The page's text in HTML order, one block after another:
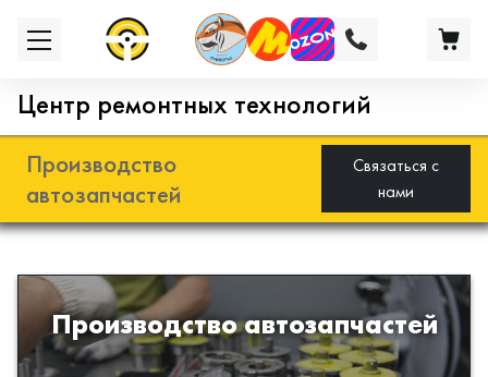
Центр ремонтных технологий
Производство
автозапчастей
Связаться с
нами
Производство автозапчастей
Разработка и производство деталей
из эластомеров для подвески
автомобиля